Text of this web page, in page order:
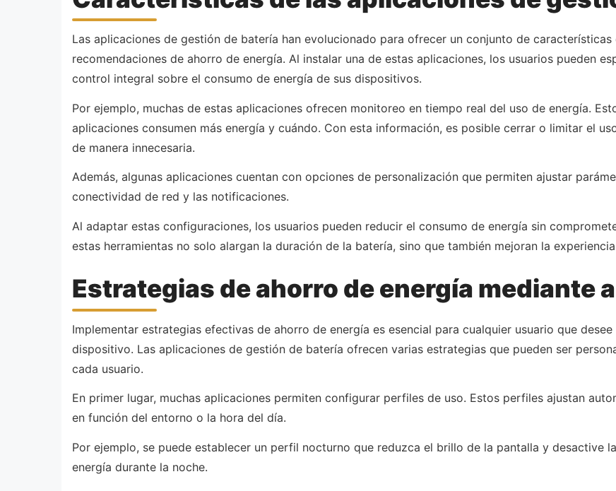
Las aplicaciones de gestión de batería han evolucionado para ofrecer un conjunto de características
recomendaciones de ahorro de energía. Al instalar una de estas aplicaciones, los usuarios pueden
control integral sobre el consumo de energía de sus dispositivos.
Por ejemplo, muchas de estas aplicaciones ofrecen monitoreo en tiempo real del uso de energía.
aplicaciones consumen más energía y cuándo. Con esta información, es posible cerrar o limitar el
de manera innecesaria.
Además, algunas aplicaciones cuentan con opciones de personalización que permiten ajustar
conectividad de red y las notificaciones.
Al adaptar estas configuraciones, los usuarios pueden reducir el consumo de energía sin
estas herramientas no solo alargan la duración de la batería, sino que también mejoran la
Estrategias de ahorro de energía mediante
Implementar estrategias efectivas de ahorro de energía es esencial para cualquier usuario que
dispositivo. Las aplicaciones de gestión de batería ofrecen varias estrategias que pueden ser
cada usuario.
En primer lugar, muchas aplicaciones permiten configurar perfiles de uso. Estos perfiles ajustan
en función del entorno o la hora del día.
Por ejemplo, se puede establecer un perfil nocturno que reduzca el brillo de la pantalla y desactive
energía durante la noche.